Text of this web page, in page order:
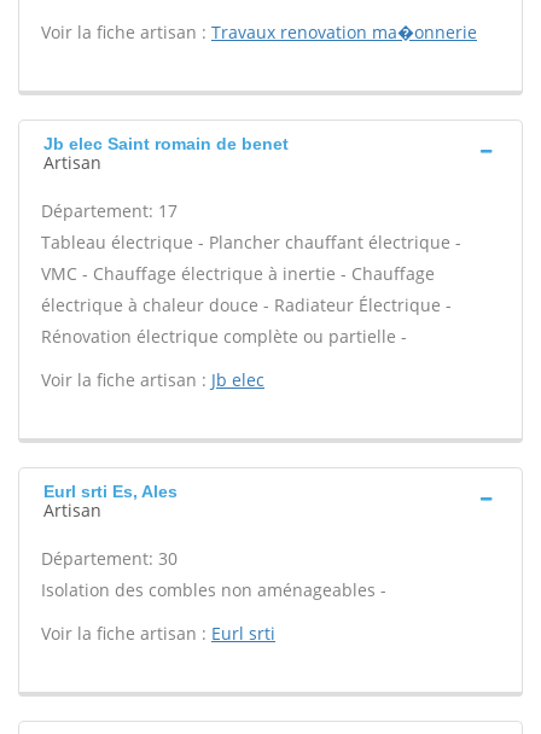
Voir la fiche artisan : Travaux renovation ma�onnerie
Jb elec Saint romain de benet
Artisan
Département: 17
Tableau électrique - Plancher chauffant électrique -
VMC - Chauffage électrique à inertie - Chauffage
électrique à chaleur douce - Radiateur Électrique -
Rénovation électrique complète ou partielle -
Voir la fiche artisan : Jb elec
Eurl srti Es, Ales
Artisan
Département: 30
Isolation des combles non aménageables -
Voir la fiche artisan : Eurl srti